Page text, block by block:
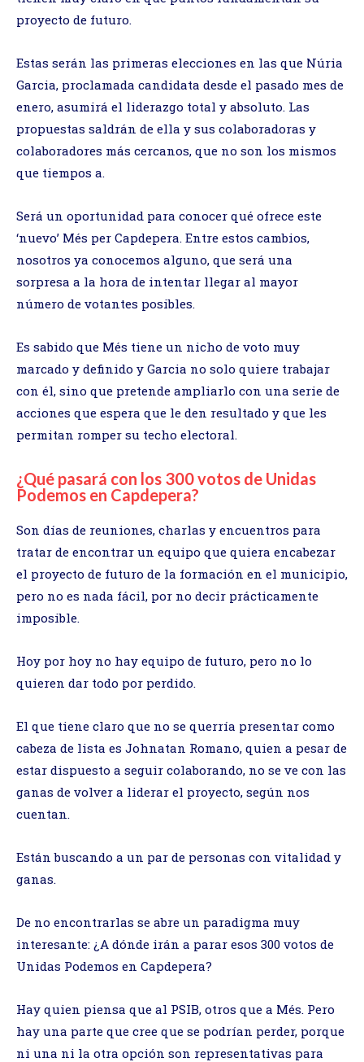
proyecto de futuro.
Estas serán las primeras elecciones en las que Núria
Garcia, proclamada candidata desde el pasado mes de
enero, asumirá el liderazgo total y absoluto. Las
propuestas saldrán de ella y sus colaboradoras y
colaboradores más cercanos, que no son los mismos
que tiempos a.
Será un oportunidad para conocer qué ofrece este
‘nuevo’ Més per Capdepera. Entre estos cambios,
nosotros ya conocemos alguno, que será una
sorpresa a la hora de intentar llegar al mayor
número de votantes posibles.
Es sabido que Més tiene un nicho de voto muy
marcado y definido y Garcia no solo quiere trabajar
con él, sino que pretende ampliarlo con una serie de
acciones que espera que le den resultado y que les
permitan romper su techo electoral.
¿Qué pasará con los 300 votos de Unidas
Podemos en Capdepera?
Son días de reuniones, charlas y encuentros para
tratar de encontrar un equipo que quiera encabezar
el proyecto de futuro de la formación en el municipio,
pero no es nada fácil, por no decir prácticamente
imposible.
Hoy por hoy no hay equipo de futuro, pero no lo
quieren dar todo por perdido.
El que tiene claro que no se querría presentar como
cabeza de lista es Johnatan Romano, quien a pesar de
estar dispuesto a seguir colaborando, no se ve con las
ganas de volver a liderar el proyecto, según nos
cuentan.
Están buscando a un par de personas con vitalidad y
ganas.
De no encontrarlas se abre un paradigma muy
interesante: ¿A dónde irán a parar esos 300 votos de
Unidas Podemos en Capdepera?
Hay quien piensa que al PSIB, otros que a Més. Pero
hay una parte que cree que se podrían perder, porque
ni una ni la otra opción son representativas para